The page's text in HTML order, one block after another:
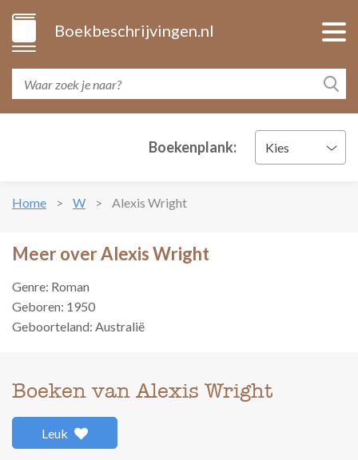
Boekbeschrijvingen.nl
Boekenplank: Kies
Home W Alexis Wright
Meer over Alexis Wright
Genre: Roman
Geboren: 1950
Geboorteland: Australië
Boeken van Alexis Wright
Leuk